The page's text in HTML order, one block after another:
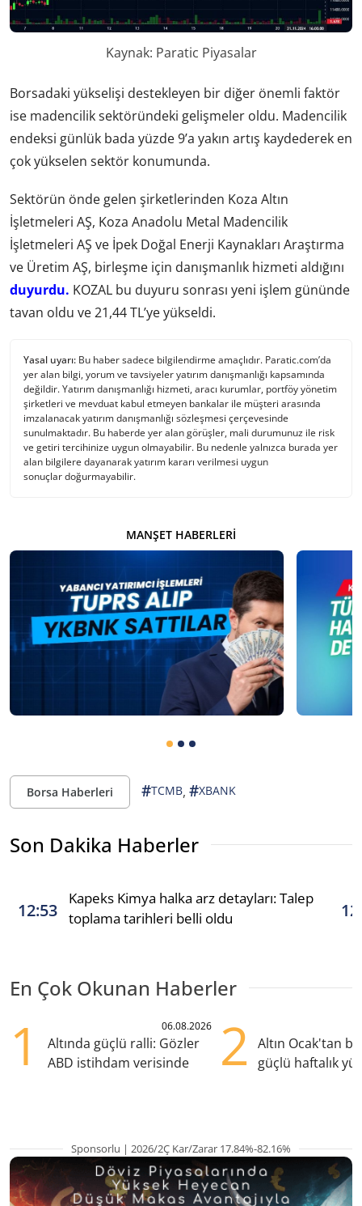
Kaynak: Paratic Piyasalar
Borsadaki yükselişi destekleyen bir diğer önemli faktör
ise madencilik sektöründeki gelişmeler oldu. Madencilik
endeksi günlük bada yüzde 9’a yakın artış kaydederek en
çok yükselen sektör konumunda.
Sektörün önde gelen şirketlerinden Koza Altın
İşletmeleri AŞ, Koza Anadolu Metal Madencilik
İşletmeleri AŞ ve İpek Doğal Enerji Kaynakları Araştırma
ve Üretim AŞ, birleşme için danışmanlık hizmeti aldığını
duyurdu. KOZAL bu duyuru sonrası yeni işlem gününde
tavan oldu ve 21,44 TL’ye yükseldi.
Yasal uyarı: Bu haber sadece bilgilendirme amaçlıdır. Paratic.com’da
yer alan bilgi, yorum ve tavsiyeler yatırım danışmanlığı kapsamında
değildir. Yatırım danışmanlığı hizmeti, aracı kurumlar, portföy yönetim
şirketleri ve mevduat kabul etmeyen bankalar ile müşteri arasında
imzalanacak yatırım danışmanlığı sözleşmesi çerçevesinde
sunulmaktadır. Bu haberde yer alan görüşler, mali durumunuz ile risk
ve getiri tercihinize uygun olmayabilir. Bu nedenle yalnızca burada yer
alan bilgilere dayanarak yatırım kararı verilmesi uygun
sonuçlar doğurmayabilir.
MANŞET HABERLERI
Borsa Haberleri #TCMB, #XBANK
Son Dakika Haberler
12:53
Kapeks Kimya halka arz detayları: Talep
toplama tarihleri belli oldu
En Çok Okunan Haberler
1 06.08.2026
Altında güçlü ralli: Gözler
ABD istihdam verisinde
2
Altın Ocak'tan
güçlü haftalık
Sponsorlu | 2026/2Ç Kar/Zarar 17.84%-82.16%